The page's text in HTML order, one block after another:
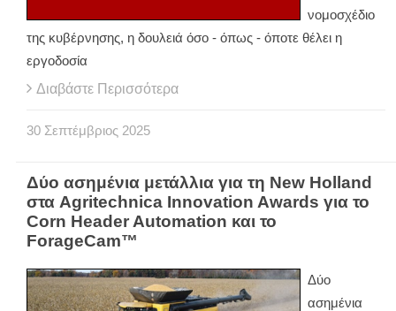
νομοσχέδιο
της κυβέρνησης, η δουλειά όσο - όπως - όποτε θέλει η
εργοδοσία
Διαβάστε Περισσότερα
30 Σεπτέμβριος 2025
Δύο ασημένια μετάλλια για τη New Holland
στα Agritechnica Innovation Awards για το
Corn Header Automation και το
ForageCam™
Δύο
ασημένια